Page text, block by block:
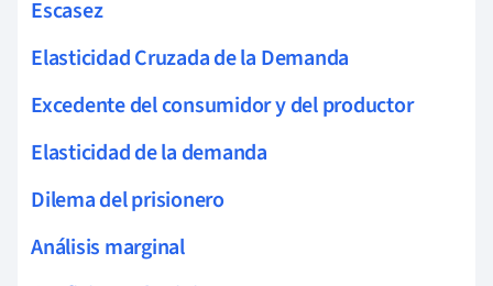
Escasez
Elasticidad Cruzada de la Demanda
Excedente del consumidor y del productor
Elasticidad de la demanda
Dilema del prisionero
Análisis marginal